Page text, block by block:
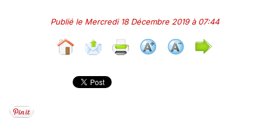
Publié le Mercredi 18 Décembre 2019 à 07:44